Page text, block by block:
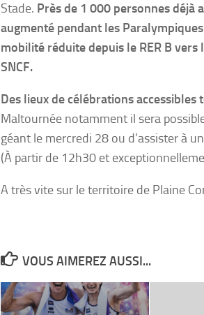
Stade. Près de 1 000 personnes déjà
augmenté pendant les
mobilité réduite depuis le RER B
SNCF.
Des lieux de célébrations accessibles
Maltournée notamment il sera
géant le mercredi 28 ou d’assister à
(À partir de 12h30 et
A très vite sur le territoire de Plaine
VOUS AIMEREZ AUSSI...